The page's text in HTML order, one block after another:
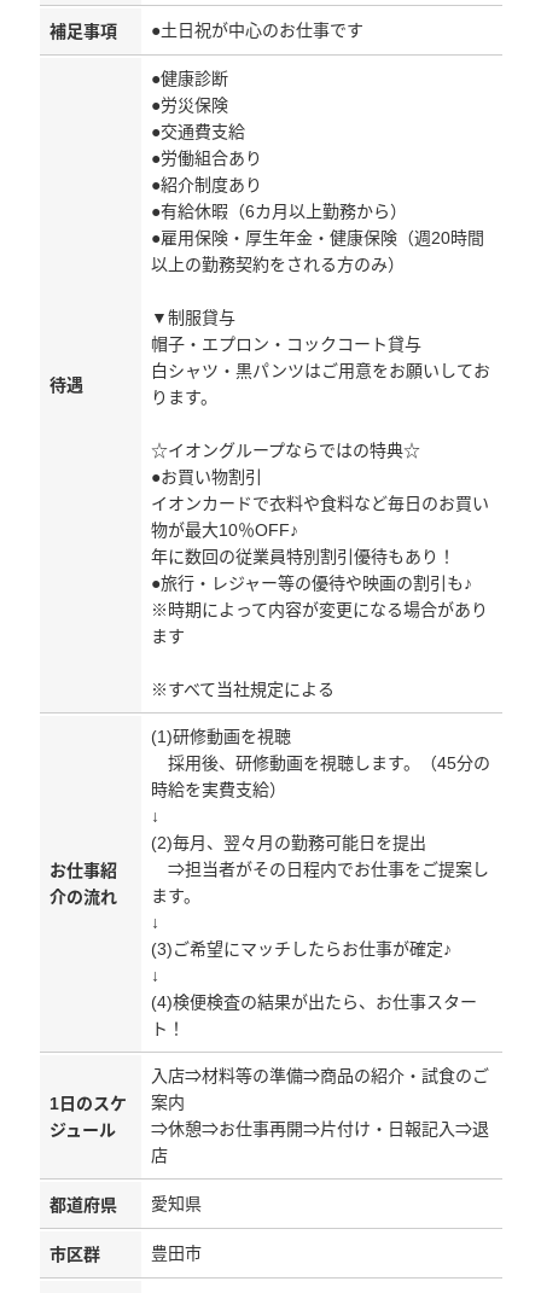
補足事項 ●土日祝が中心のお仕事です
待遇
●健康診断
●労災保険
●交通費支給
●労働組合あり
●紹介制度あり
●有給休暇（6カ月以上勤務から）
●雇用保険・厚生年金・健康保険（週20時間
以上の勤務契約をされる方のみ）
▼制服貸与
帽子・エプロン・コックコート貸与
白シャツ・黒パンツはご用意をお願いしてお
ります。
☆イオングループならではの特典☆
●お買い物割引
イオンカードで衣料や食料など毎日のお買い
物が最大10％OFF♪
年に数回の従業員特別割引優待もあり！
●旅行・レジャー等の優待や映画の割引も♪
※時期によって内容が変更になる場合があり
ます
※すべて当社規定による
お仕事紹
介の流れ
(1)研修動画を視聴
採用後、研修動画を視聴します。（45分の
時給を実費支給）
↓
(2)毎月、翌々月の勤務可能日を提出
⇒担当者がその日程内でお仕事をご提案し
ます。
↓
(3)ご希望にマッチしたらお仕事が確定♪
↓
(4)検便検査の結果が出たら、お仕事スター
ト！
1日のスケ
ジュール
入店⇒材料等の準備⇒商品の紹介・試食のご
案内
⇒休憩⇒お仕事再開⇒片付け・日報記入⇒退
店
都道府県 愛知県
市区群 豊田市